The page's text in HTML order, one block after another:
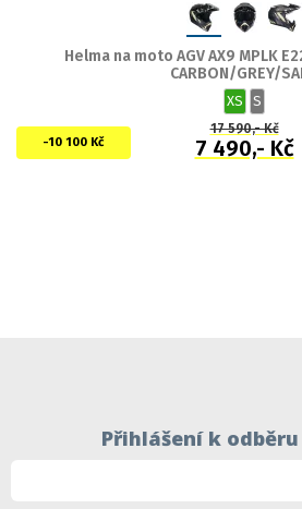
Helma na moto AGV AX9 MPLK
CARBON/GREY/
XS S
-10 100 Kč
17 590,- Kč
7 490,- Kč
Přihlášení k